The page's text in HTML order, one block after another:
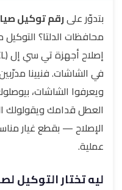
بتدوّر علىرقم توكيل
محافظات الدلتا؟
في الشاشات. فنيينا
ويعرفوا الشاشات،
العطل قدامك ويقولولك
الإصلاح — بقطع غيار
عملية.
ليه تختار التوكيل